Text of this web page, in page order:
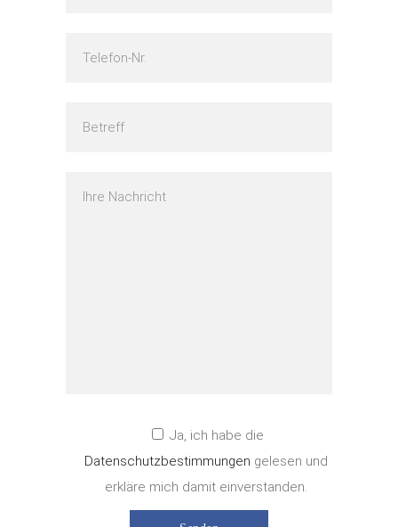
Ja, ich habe die
Datenschutzbestimmungen gelesen und
erkläre mich damit einverstanden.